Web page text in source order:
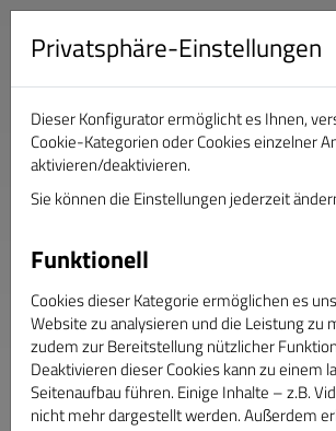
Verband Deutscher
Privatsphäre-Einstellungen
Dieser Konfigurator ermöglicht es Ihnen,
Cookie-Kategorien oder Cookies einzelner
aktivieren/deaktivieren.
Sie können die Einstellungen jederzeit
Funktionell
Cookies dieser Kategorie ermöglichen es
Website zu analysieren und die Leistung zu
zudem zur Bereitstellung nützlicher
Deaktivieren dieser Cookies kann zu einem
Seitenaufbau führen. Einige Inhalte – z.B.
nicht mehr dargestellt werden. Außerdem